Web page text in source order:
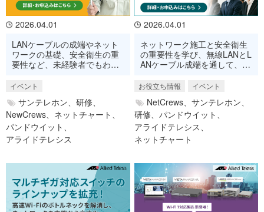
2026.04.01
LANケーブルの成端やネット
ワークの基礎、安全衛生の重
要性など、未経験者でもわか
イベント
サンテレホン、 研修、
NewCrews、 ネットチャート、
パンドウイット、
アライドテレシス
2026.04.01
ネットワーク施工と安全衛生
の重要性を学び、無線LANとL
ANケーブル成端を通して、
築するためのステップアップ
お役立ち情報 イベント
NetCrews、 サンテレホン、
研修、 パンドウイット、
アライドテレシス、
ネットチャート